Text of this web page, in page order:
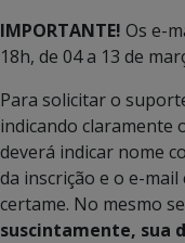
IMPORTANTE! Os e-
18h, de 04 a 13 de
Para solicitar o
indicando claramente
deverá indicar nome
da inscrição e o e-
certame. No mesmo
suscintamente, sua